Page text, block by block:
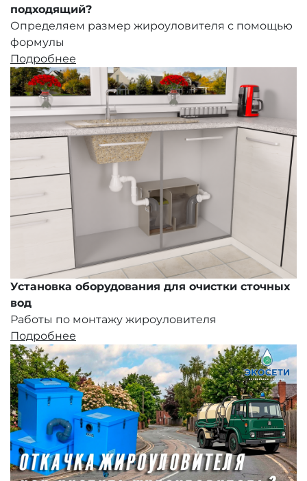
подходящий?
Определяем размер жироуловителя с помощью
формулы
Подробнее
Установка оборудования для очистки сточных
вод
Работы по монтажу жироуловителя
Подробнее